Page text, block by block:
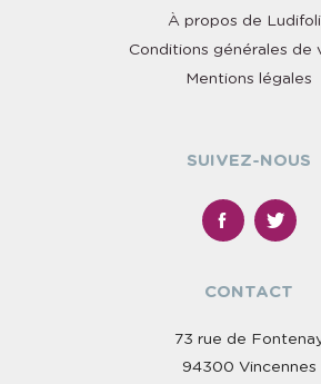
À propos de
Conditions générales de
Mentions légales
SUIVEZ-NOUS
CONTACT
73 rue de
94300 Vincennes